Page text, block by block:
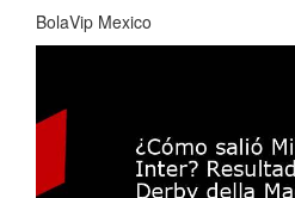
BolaVip Mexico